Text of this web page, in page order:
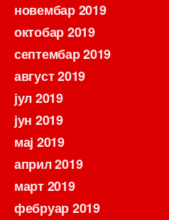
новембар 2019
октобар 2019
септембар 2019
август 2019
јул 2019
јун 2019
мај 2019
април 2019
март 2019
фебруар 2019